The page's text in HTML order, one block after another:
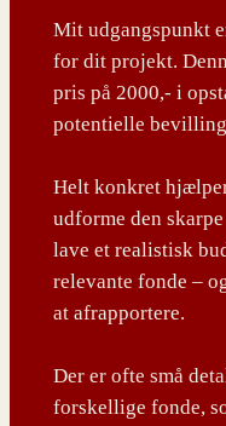
Mit udgangspunkt
for dit projekt.
pris på 2000,- i
potentielle
Helt konkret
udforme den
lave et realistisk
relevante fonde –
at afrapportere.
Der er ofte små
forskellige fonde,